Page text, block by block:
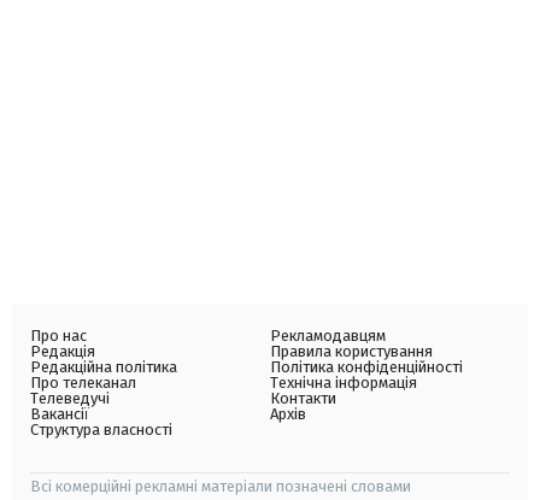
Про нас
Редакція
Редакційна політика
Про телеканал
Телеведучі
Вакансії
Структура власності
Рекламодавцям
Правила користування
Політика конфіденційності
Технічна інформація
Контакти
Архів
Всі комерційні рекламні матеріали позначені словами